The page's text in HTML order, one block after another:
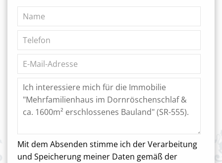
Mit dem Absenden stimme ich der Verarbeitung
und Speicherung meiner Daten gemäß der